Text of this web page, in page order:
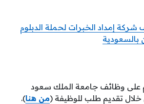
شركة إمداد الخبرات لحملة الدبلوم
على وظائف جامعة الملك سعود
خلال تقديم طلب للوظيفة (من هنا).